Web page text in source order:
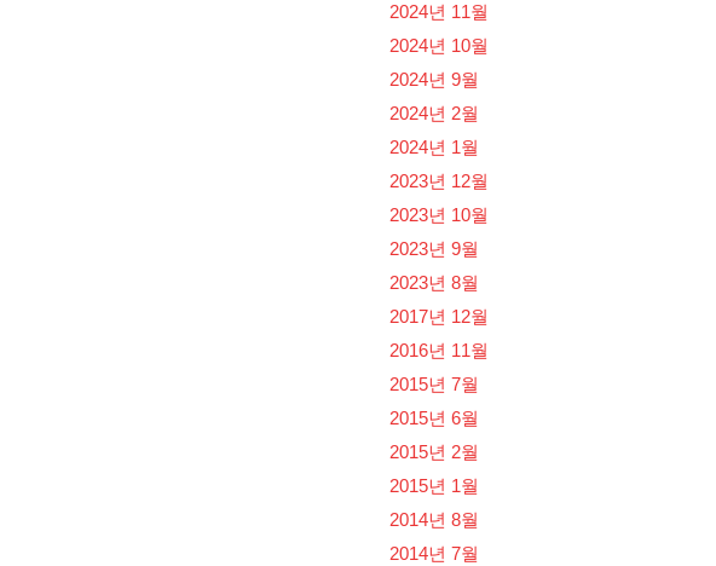
2024년 11월
2024년 10월
2024년 9월
2024년 2월
2024년 1월
2023년 12월
2023년 10월
2023년 9월
2023년 8월
2017년 12월
2016년 11월
2015년 7월
2015년 6월
2015년 2월
2015년 1월
2014년 8월
2014년 7월